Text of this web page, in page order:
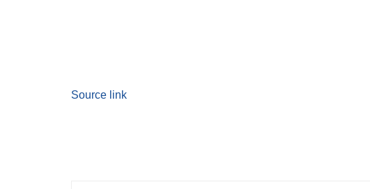
Source link